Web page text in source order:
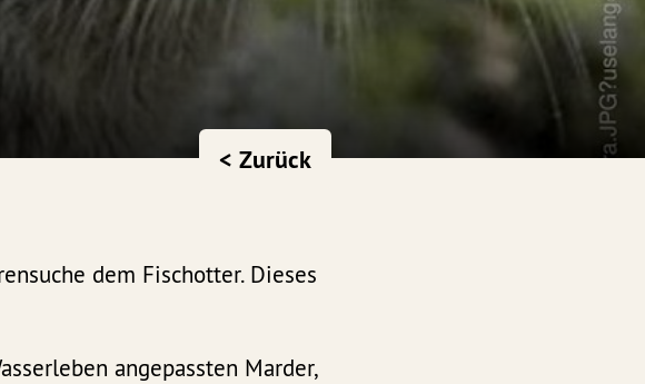
< Zurück
dem Fischotter. Dieses
angepassten Marder,